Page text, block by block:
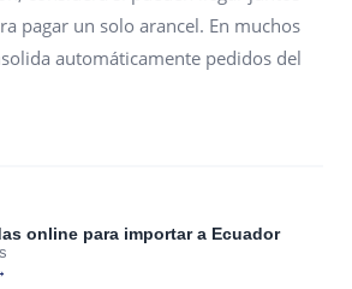
pagar un solo arancel. En muchos
automáticamente pedidos del
online para importar a Ecuador